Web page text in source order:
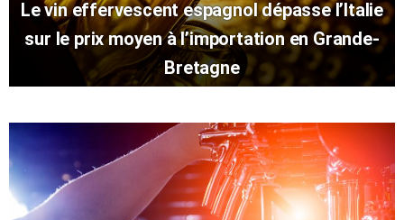
Le vin effervescent espagnol dépasse l’Italie
sur le prix moyen à l’importation en Grande-
Bretagne